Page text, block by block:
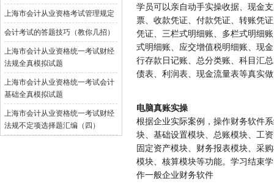
上海市会计从业资格考试管理规定
会计考试的答题技巧（教你几招）
上海市会计从业资格统一考试财经
法规全真模拟试题
上海市会计从业资格统一考试会计
基础全真模拟试题
上海市会计从业资格统一考试财经
法规不定项选择题汇编（四）
学员可以亲自动手实操收据、现金
票、收款凭证、付款凭证、转账凭
凭证、三栏式明细账、多栏式明细
式明细账、应交增值税明细账、现
行存款日记账、总分类账、科目汇
债表、利润表、现金流量表等真实
电脑真账实操
根据企业实际案例，操作财务软件
块、基础设置模块、总账模块、工
固定资产模块、财务报表模块、采
模块、核算模块等功能。学习结束
作一般企业财务软件